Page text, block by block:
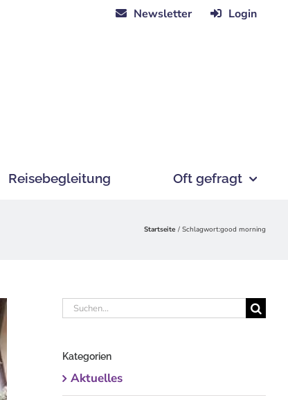
Newsletter Login
Reisebegleitung Oft gefragt
Startseite Schlagwort:good morning
Suche
Kategorien
Aktuelles